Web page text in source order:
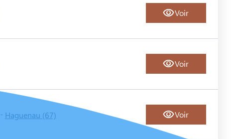
Voir
Voir
- Haguenau (67) Voir